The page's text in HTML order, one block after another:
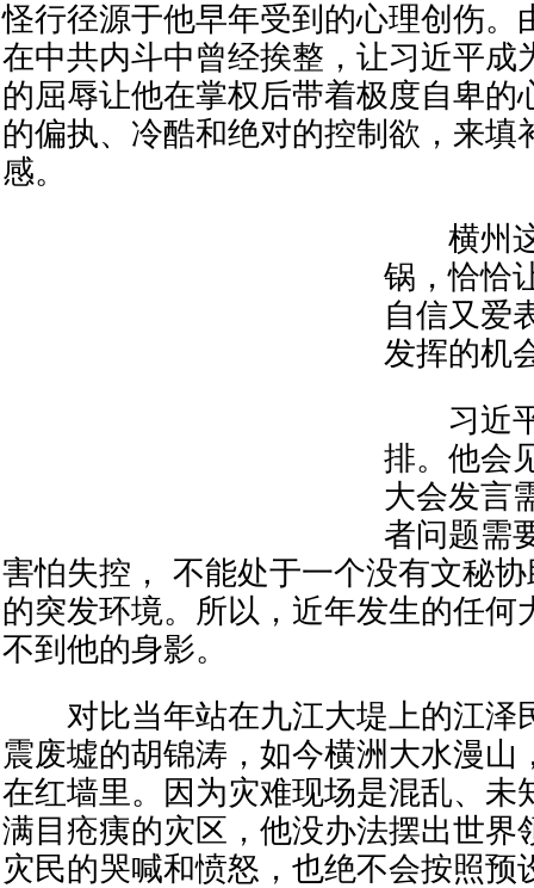
怪行径源于他早年受到的心理创伤。
在中共内斗中曾经挨整，让习近平成
的屈辱让他在掌权后带着极度自卑的
的偏执、冷酷和绝对的控制欲，来填
感。
横州这
锅，恰恰
自信又爱
发挥的机
习近平
排。他会
大会发言
者问题需
害怕失控， 不能处于一个没有文秘
的突发环境。所以，近年发生的任何
不到他的身影。
对比当年站在九江大堤上的江泽
震废墟的胡锦涛，如今横洲大水漫山
在红墙里。因为灾难现场是混乱、未
满目疮痍的灾区，他没办法摆出世界
灾民的哭喊和愤怒，也绝不会按照预